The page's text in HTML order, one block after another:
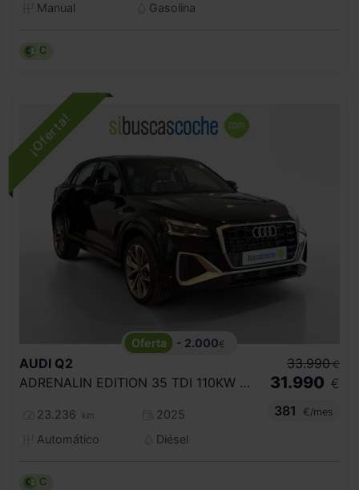
Manual Gasolina
C
- 2.000€
AUDI Q2
ADRENALIN EDITION 35 TDI 110KW S TRONIC
23.236 km
2025
Automático
Diésel
33.990 €
31.990 €
381
€/mes
C